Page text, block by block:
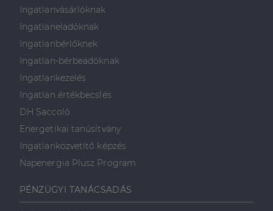
Ingatlanvásárlóknak
Ingatlaneladóknak
Ingatlanbérlőknek
Ingatlan-bérbeadóknak
Ingatlankezelés
Ingatlan értékbecslés
DH Saccoló
Energetikai tanúsítvány
Ingatlanközvetítő képzés
Napenergia Plusz Program
PÉNZÜGYI TANÁCSADÁS